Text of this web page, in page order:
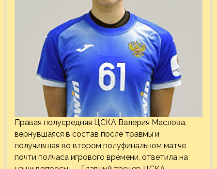
Правая полусредняя ЦСКА Валерия Маслова,
вернувшаяся в состав после травмы и
получившая во втором полуфинальном матче
почти полчаса игрового времени, ответила на